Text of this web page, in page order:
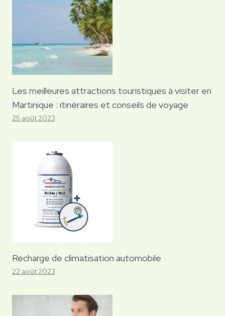
Les meilleures attractions touristiques à visiter en
Martinique : itinéraires et conseils de voyage
25 août 2023
Recharge de climatisation automobile
22 août 2023